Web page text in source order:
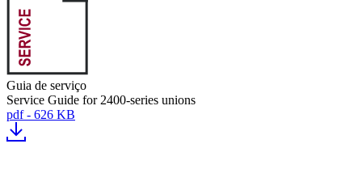
Guia de serviço
Service Guide for 2400-series unions
pdf - 626 KB